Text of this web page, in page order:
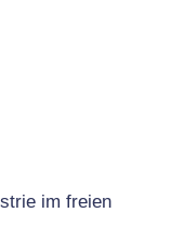
im freien